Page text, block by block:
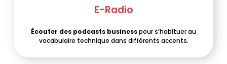
E-Radio
Écouter des podcasts businesspour s’habituer au
vocabulaire technique dans différents accents.